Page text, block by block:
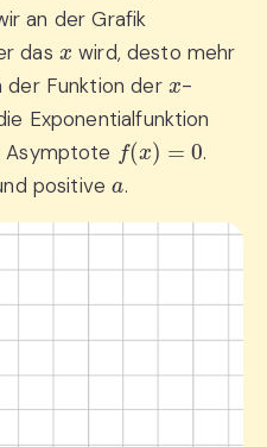
an der Grafik
das
wird, desto mehr
der Funktion der
-
Exponentialfunktion
Asymptote (x =
.
positive a.